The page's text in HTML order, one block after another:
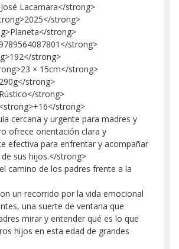
Lacamara</strong>
strong>
strong>
strong>
strong>
× 15cm</strong>
strong>
strong>
strong>
cercana y urgente para madres y
ofrece orientación clara y
efectiva para enfrentar y acompañar
sus hijos.</strong>
camino de los padres frente a la
un recorrido por la vida emocional
una suerte de ventana que
mirar y entender qué es lo que
hijos en esta edad de grandes